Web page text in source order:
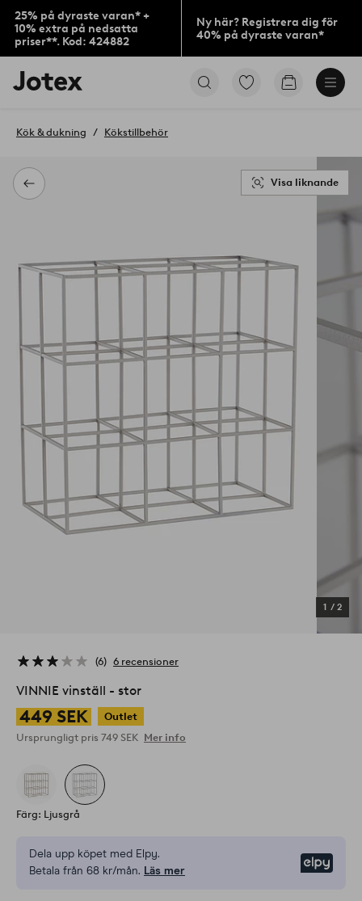
25% på dyraste varan* +
10% extra på nedsatta
priser**. Kod: 424882
Ny här? Registrera dig för
40% på dyraste varan*
Jotex
logotyp
till
Gå
Gå
Tillbaka
Kök & dukning Kökstillbehör
1 / 2
Visa liknande
6 6 recensioner
VINNIE vinställ - stor
449 SEK
Outlet
Ursprungligt pris 749 SEK Mer info
Färg: Ljusgrå
Dela upp köpet med Elpy.
Betala från 68 kr/mån. Läs mer